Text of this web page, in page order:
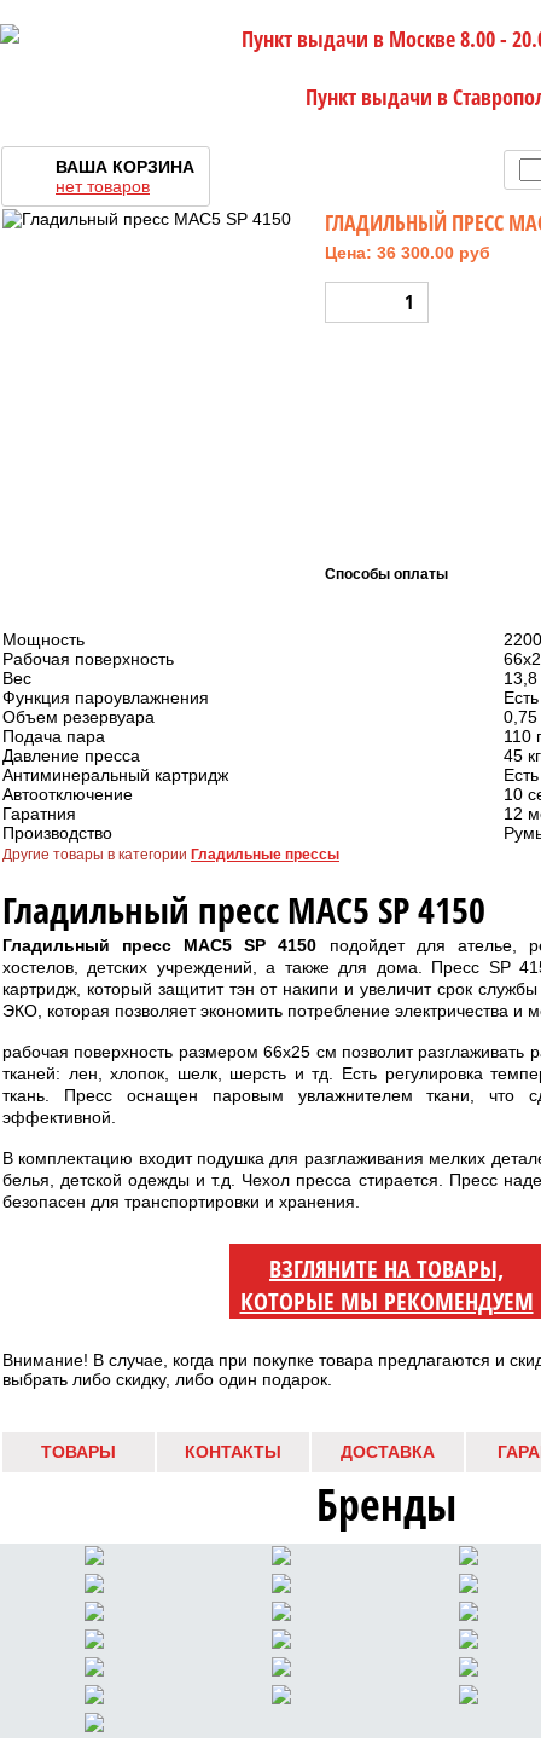
Пункт выдачи в Москве 8.00 -
Пункт выдачи в
ВАША КОРЗИНА
нет товаров
ГЛАДИЛЬНЫЙ ПРЕСС
Цена: 36 300.00 руб
Способы оплаты
Мощность
Рабочая поверхность
Вес
13,8
Функция пароувлажнения
Есть
Объем резервуара
0,75
Подача пара
110
Давление пресса
45 кг
Антиминеральный картридж
Автоотключение
10
Гаратния
12
Производство
Другие товары в категории Гладильные прессы
Гладильный пресс MAC5 SP 4150
Гладильный пресс MAC5 SP 4150 подойдет для ателье,
хостелов, детских учреждений, а также для дома. Пресс SP
картридж, который защитит тэн от накипи и увеличит срок
ЭКО, которая позволяет экономить потребление электричества
рабочая поверхность размером 66х25 см позволит разглаживать
тканей: лен, хлопок, шелк, шерсть и тд. Есть регулировка
ткань. Пресс оснащен паровым увлажнителем ткани, что
эффективной.
В комплектацию входит подушка для разглаживания мелких
белья, детской одежды и т.д. Чехол пресса стирается. Пресс
безопасен для транспортировки и хранения.
ВЗГЛЯНИТЕ НА ТОВАРЫ,
КОТОРЫЕ МЫ РЕКОМЕНДУЕМ
Внимание! В случае, когда при покупке товара предлагаются и
выбрать либо скидку, либо один подарок.
ТОВАРЫ КОНТАКТЫ ДОСТАВКА
Бренды